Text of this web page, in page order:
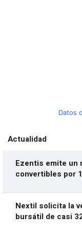
Datos
Actualidad
Ezentis emite un
convertibles por
Nextil solicita la
bursátil de casi